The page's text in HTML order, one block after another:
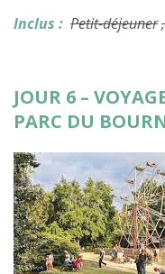
Inclus : Petit-déjeuner
JOUR 6 –
PARC DU